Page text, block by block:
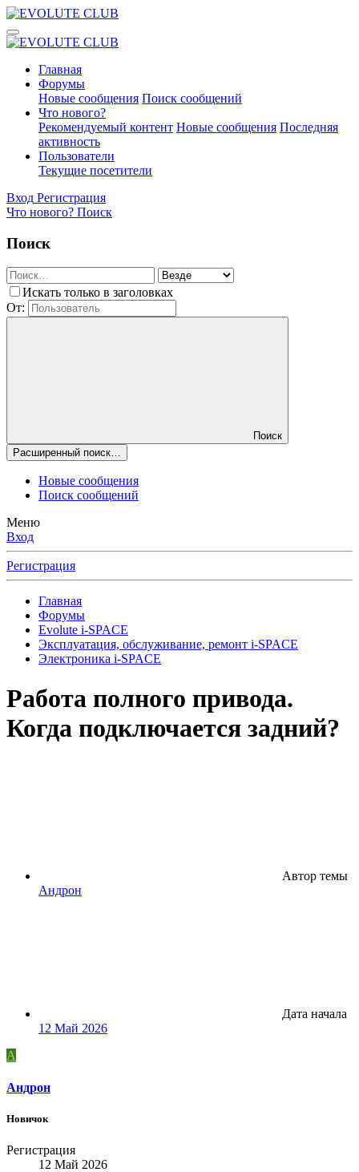
Главная
Форумы
Новые сообщения Поиск сообщений
Что нового?
Рекомендуемый контент Новые сообщения Последняя
активность
Пользователи
Текущие посетители
Вход Регистрация
Что нового? Поиск
Поиск
Искать только в заголовках
От:
Поиск
Расширенный поиск…
Новые сообщения
Поиск сообщений
Меню
Вход
Регистрация
Главная
Форумы
Evolute i⁠-⁠SPACE
Эксплуатация, обслуживание, ремонт i-SPACE
Электроника i-SPACE
Работа полного привода.
Когда подключается задний?
Автор темы
Андрон
Дата начала
12 Май 2026
А
Андрон
Новичок
Регистрация
12 Май 2026